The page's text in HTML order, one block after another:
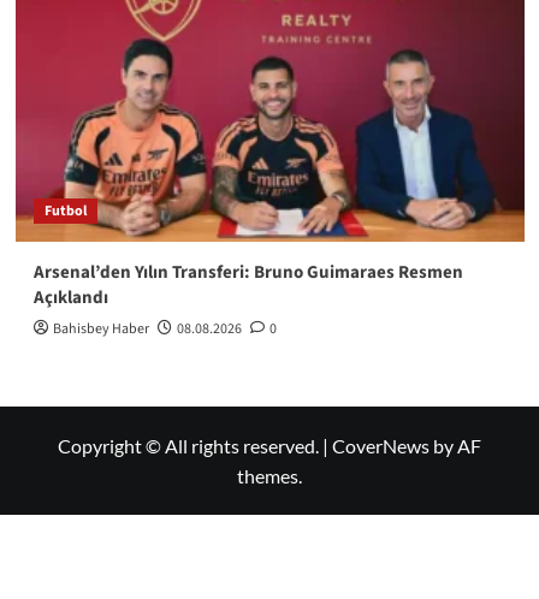
Futbol
Arsenal’den Yılın Transferi: Bruno Guimaraes Resmen
Açıklandı
Bahisbey Haber 08.08.2026 0
Copyright © All rights reserved. | CoverNews by AF
themes.